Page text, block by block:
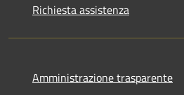
Richiesta assistenza
Amministrazione trasparente